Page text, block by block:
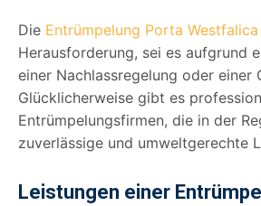
Die Entrümpelung Porta Westfalica
Herausforderung, sei es aufgrund
einer Nachlassregelung oder einer
Glücklicherweise gibt es
Entrümpelungsfirmen, die in der
zuverlässige und umweltgerechte
Leistungen einer